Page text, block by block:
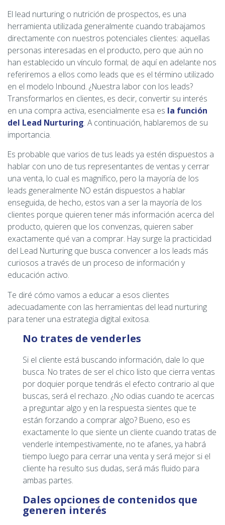
El lead nurturing o nutrición de prospectos, es una
herramienta utilizada generalmente cuando trabajamos
directamente con nuestros potenciales clientes: aquellas
personas interesadas en el producto, pero que aún no
han establecido un vínculo formal; de aquí en adelante nos
referiremos a ellos como leads que es el término utilizado
en el modelo Inbound. ¿Nuestra labor con los leads?
Transformarlos en clientes, es decir, convertir su interés
en una compra activa, esencialmente esa es la función
del Lead Nurturing. A continuación, hablaremos de su
importancia.
Es probable que varios de tus leads ya estén dispuestos a
hablar con uno de tus representantes de ventas y cerrar
una venta, lo cual es magnífico, pero la mayoría de los
leads generalmente NO están dispuestos a hablar
enseguida, de hecho, estos van a ser la mayoría de los
clientes porque quieren tener más información acerca del
producto, quieren que los convenzas, quieren saber
exactamente qué van a comprar. Hay surge la practicidad
del Lead Nurturing que busca convencer a los leads más
curiosos a través de un proceso de información y
educación activo.
Te diré cómo vamos a educar a esos clientes
adecuadamente con las herramientas del lead nurturing
para tener una estrategia digital exitosa.
No trates de venderles
Si el cliente está buscando información, dale lo que
busca. No trates de ser el chico listo que cierra ventas
por doquier porque tendrás el efecto contrario al que
buscas, será el rechazo. ¿No odias cuando te acercas
a preguntar algo y en la respuesta sientes que te
están forzando a comprar algo? Bueno, eso es
exactamente lo que siente un cliente cuando tratas de
venderle intempestivamente, no te afanes, ya habrá
tiempo luego para cerrar una venta y será mejor si el
cliente ha resulto sus dudas, será más fluido para
ambas partes.
Dales opciones de contenidos que
generen interés